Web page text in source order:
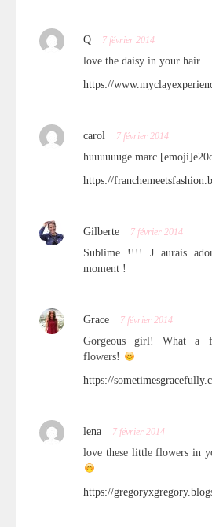
Q 7 février 2014
love the daisy in your
https://
carol 7 février 2014
huuuuuuge marc
https://
Gilberte 7 février 2014
Sublime !!!! J aurais
moment !
Grace 7 février 2014
Gorgeous girl! What a
flowers!
https://
lena 7 février 2014
love these little flowers in
https://